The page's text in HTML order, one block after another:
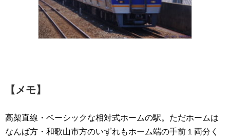
【メモ】
高架直線・ベーシックな相対式ホームの駅。ただホームは
なんば方・和歌山市方のいずれもホーム端の手前１両分く